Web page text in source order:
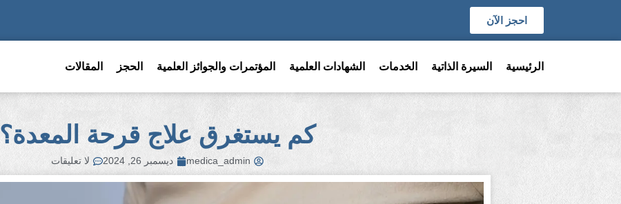
احجز الآن
الرئيسية السيرة الذاتية الخدمات الشهادات العلمية المؤتمرات والجوائز العلمية الحجز المقالات
كم يستغرق علاج قرحة المعدة؟
medica_admin ديسمبر 26, 2024 لا تعليقات